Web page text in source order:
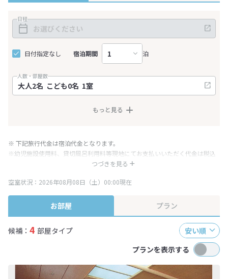
日程
日付指定なし 宿泊期間 泊
人数・部屋数
もっと見る
つづきを見る
※ 下記旅行代金は宿泊代金となります。
※幼児施設使用料、貸切風呂利用料等現地にてお支払いいただく代金は税込
み表記となりますが、消費税増税に伴い代金が一部変更となる場合がござい
※表示されている旅行代金・プラン内容は一定時間ごとに更新されます。最
終確認画面でご確認ください。
空室状況：2026年08月08日（土）00:00現在
お部屋 プラン
候補： 4 部屋タイプ
安い順
プランを表示する